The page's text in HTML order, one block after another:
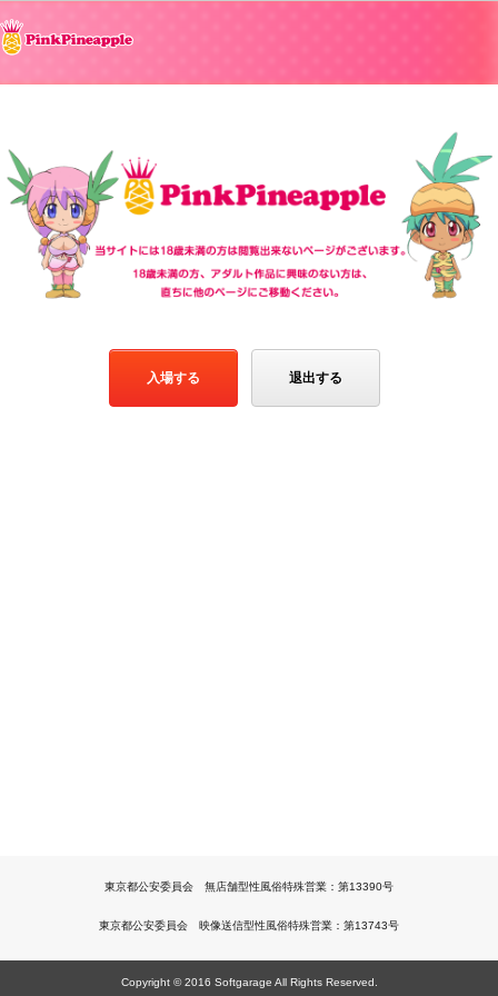
入場する 退出する
東京都公安委員会 無店舗型性風俗特殊営業：第13390号
東京都公安委員会 映像送信型性風俗特殊営業：第13743号
Copyright © 2016 Softgarage All Rights Reserved.